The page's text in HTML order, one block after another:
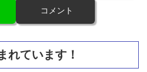
コメント
れています！